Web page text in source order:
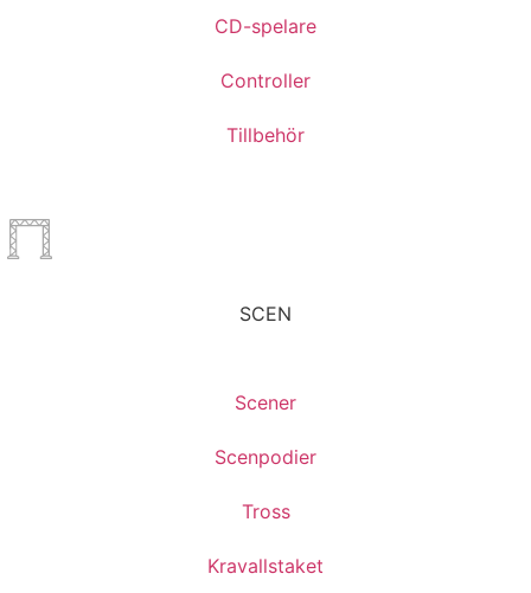
CD-spelare
Controller
Tillbehör
SCEN
Scener
Scenpodier
Tross
Kravallstaket